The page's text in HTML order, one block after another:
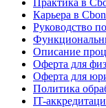
Практика в
Карьера в
Руководство
Описание
Оферта для
Оферта для
Политика
IT-